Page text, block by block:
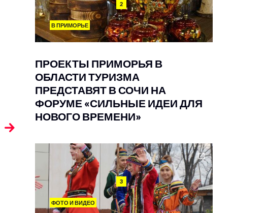
2
В ПРИМОРЬЕ
ПРОЕКТЫ ПРИМОРЬЯ В
ОБЛАСТИ ТУРИЗМА
ПРЕДСТАВЯТ В СОЧИ НА
ФОРУМЕ «СИЛЬНЫЕ ИДЕИ ДЛЯ
НОВОГО ВРЕМЕНИ»
3
ФОТО И ВИДЕО